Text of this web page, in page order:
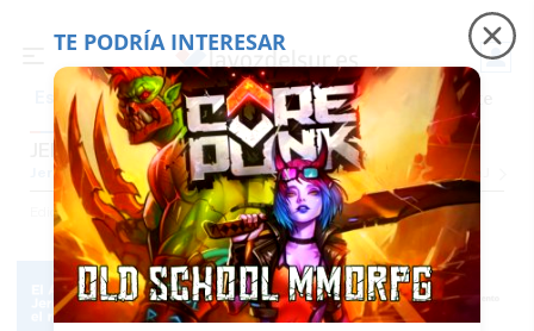
Es noticia Precio luz Padre Coraje Fábrica de botellas
JEREZ
JerezProvincia CádizCádizSevillaMálagaHuelvaGranadaCórdoba
Ediciones Jerez
TE PODRÍA INTERESAR